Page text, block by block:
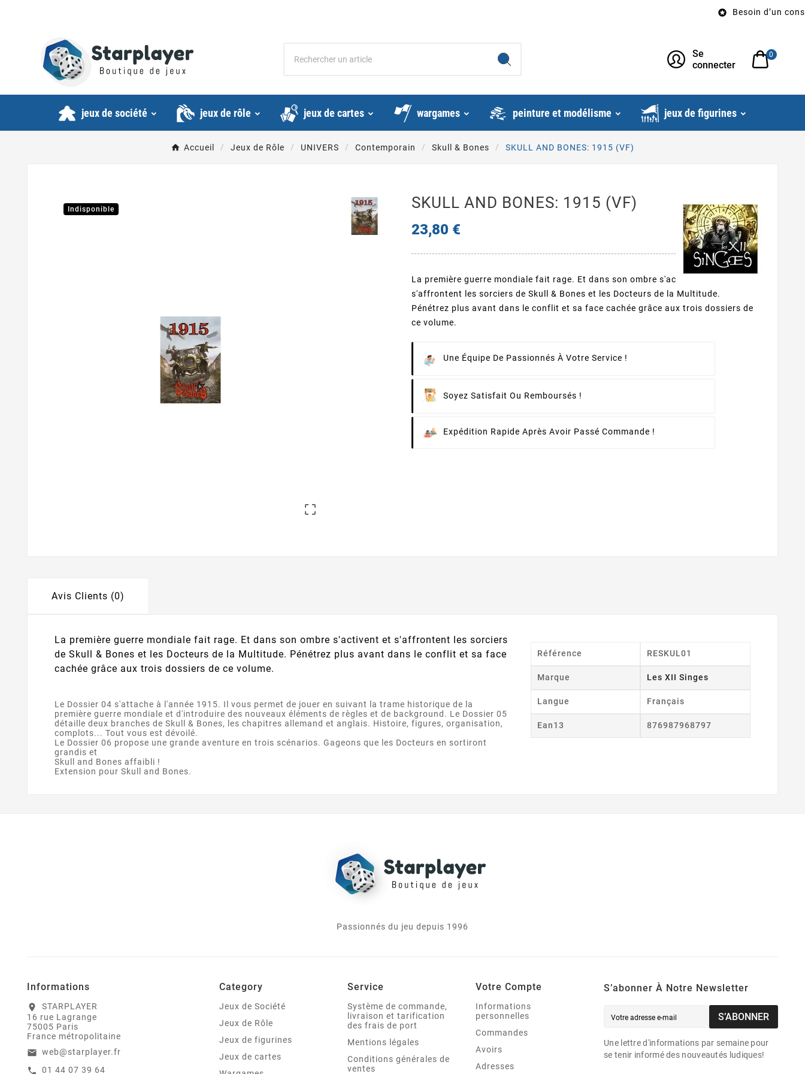
Besoin d’un conseil?
Se
connecter
0
jeux de société jeux de rôle jeux de cartes wargames peinture et modélisme jeux de figurines
Accueil Jeux de Rôle UNIVERS Contemporain Skull & Bones SKULL AND BONES: 1915 (VF)
Indisponible

SKULL AND BONES: 1915 (VF)
23,80 €
La première guerre mondiale fait rage. Et dans son ombre s'activent et
s'affrontent les sorciers de Skull & Bones et les Docteurs de la Multitude.
Pénétrez plus avant dans le conflit et sa face cachée grâce aux trois dossiers de
ce volume.
Une Équipe De Passionnés À Votre Service !
Soyez Satisfait Ou Remboursés !
Expédition Rapide Après Avoir Passé Commande !
Avis Clients (0)
La première guerre mondiale fait rage. Et dans son ombre s'activent et s'affrontent les sorciers
de Skull & Bones et les Docteurs de la Multitude. Pénétrez plus avant dans le conflit et sa face
cachée grâce aux trois dossiers de ce volume.
Le Dossier 04 s'attache à l'année 1915. Il vous permet de jouer en suivant la trame historique de la
première guerre mondiale et d'introduire des nouveaux éléments de règles et de background. Le Dossier 05
détaille deux branches de Skull & Bones, les chapitres allemand et anglais. Histoire, figures, organisation,
complots... Tout vous est dévoilé.
Le Dossier 06 propose une grande aventure en trois scénarios. Gageons que les Docteurs en sortiront
grandis et
Skull and Bones affaibli !
Extension pour Skull and Bones.
Référence RESKUL01
Marque Les XII Singes
Langue Français
Ean13 876987968797
Passionnés du jeu depuis 1996
Informations
location_on
STARPLAYER
16 rue Lagrange
75005 Paris
France métropolitaine
email web@starplayer.fr
call 01 44 07 39 64
Category
Jeux de Société
Jeux de Rôle
Jeux de figurines
Jeux de cartes
Service
Système de commande,
livraison et tarification
des frais de port
Mentions légales
Conditions générales de
ventes
Votre Compte
Informations
personnelles
Commandes
Avoirs
Adresses
S’abonner À Notre Newsletter
S’ABONNER
Une lettre d'informations par semaine pour
se tenir informé des nouveautés ludiques!